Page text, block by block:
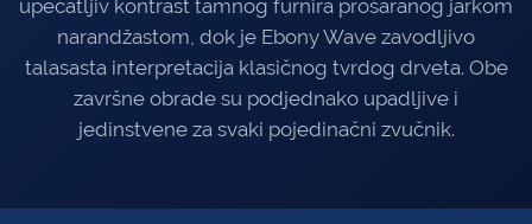
upečatljiv kontrast tamnog furnira prošaranog jarkom
narandžastom, dok je Ebony Wave zavodljivo
talasasta interpretacija klasičnog tvrdog drveta. Obe
završne obrade su podjednako upadljive i
jedinstvene za svaki pojedinačni zvučnik.